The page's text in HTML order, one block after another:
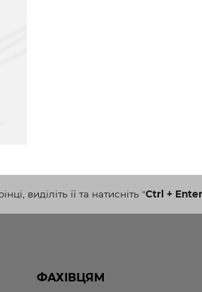
виділіть її та натисніть "Ctrl + Enter
ФАХІВЦЯМ